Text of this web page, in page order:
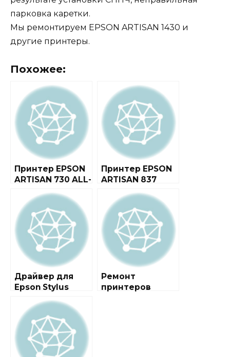
парковка каретки.
Мы ремонтируем EPSON ARTISAN 1430 и
другие принтеры.
Похожее:
Принтер EPSON
ARTISAN 730 ALL-
Принтер EPSON
ARTISAN 837
Драйвер для
Epson Stylus
инструкция
Ремонт
принтеров